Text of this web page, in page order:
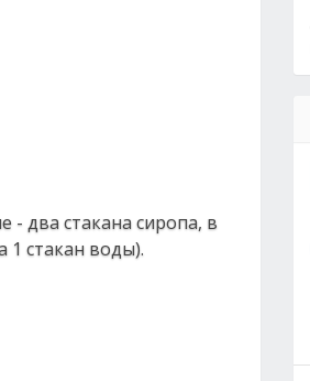
- два стакана сиропа, в
1 стакан воды).